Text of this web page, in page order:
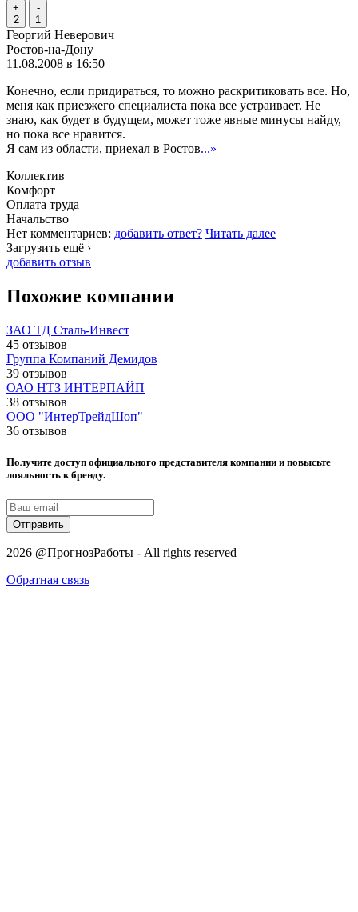
+
2
-
1
Георгий Неверович
Ростов-на-Дону
11.08.2008 в 16:50
Конечно, если придираться, то можно раскритиковать все. Но,
меня как приезжего специалиста пока все устраивает. Не
знаю, как будет в будущем, может тоже явные минусы найду,
но пока все нравится.
Я сам из области, приехал в Ростов...»
Коллектив
Комфорт
Оплата труда
Начальство
Нет комментариев: добавить ответ? Читать далее
Загрузить ещё ›
добавить отзыв
Похожие компании
ЗАО ТД Сталь-Инвест
45 отзывов
Группа Компаний Демидов
39 отзывов
ОАО НТЗ ИНТЕРПАЙП
38 отзывов
ООО "ИнтерТрейдШоп"
36 отзывов
Получите доступ официального представителя компании и повысьте
лояльность к бренду.
Отправить
2026 @ПрогнозРаботы - All rights reserved
Обратная связь